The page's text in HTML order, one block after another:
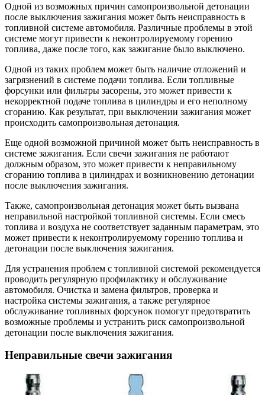
Одной из возможных причин самопроизвольной детонации
после выключения зажигания может быть неисправность в
топливной системе автомобиля. Различные проблемы в этой
системе могут привести к неконтролируемому горению
топлива, даже после того, как зажигание было выключено.
Одной из таких проблем может быть наличие отложений и
загрязнений в системе подачи топлива. Если топливные
форсунки или фильтры засорены, это может привести к
некорректной подаче топлива в цилиндры и его неполному
сгоранию. Как результат, при выключении зажигания может
происходить самопроизвольная детонация.
Еще одной возможной причиной может быть неисправность в
системе зажигания. Если свечи зажигания не работают
должным образом, это может привести к неправильному
сгоранию топлива в цилиндрах и возникновению детонации
после выключения зажигания.
Также, самопроизвольная детонация может быть вызвана
неправильной настройкой топливной системы. Если смесь
топлива и воздуха не соответствует заданным параметрам, это
может привести к неконтролируемому горению топлива и
детонации после выключения зажигания.
Для устранения проблем с топливной системой рекомендуется
проводить регулярную профилактику и обслуживание
автомобиля. Очистка и замена фильтров, проверка и
настройка системы зажигания, а также регулярное
обслуживание топливных форсунок помогут предотвратить
возможные проблемы и устранить риск самопроизвольной
детонации после выключения зажигания.
Неправильные свечи зажигания